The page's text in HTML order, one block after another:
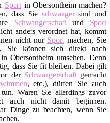
Sportin Obersontheim machen?
dass Sie schwangersind und
Schwangerschaftund Sport
anders verordnet hat, kommt
nicht nur Sport machen, Sie
Sie können sich direkt nach
Obersontheim umsehen. Denn
dass Sie fit bleiben. Dabei gilt
derSchwangerschaft gemacht
, etc.), dürfen Sie auch
tun. Waren Sie allerdings zuvor
auch nicht damit beginnen.
Dinge zu beachten, wenn Sie